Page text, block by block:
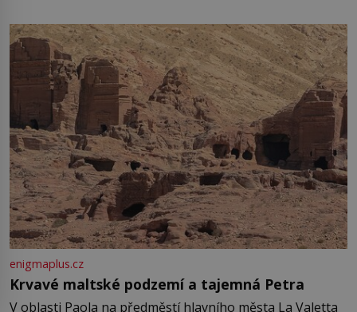
enigmaplus.cz
Krvavé maltské podzemí a tajemná Petra
V oblasti Paola na předměstí hlavního města La Valetta